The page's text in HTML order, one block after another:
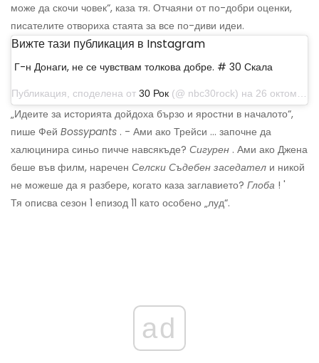
може да скочи човек“, каза тя. Отчаяни от по-добри оценки,
писателите отвориха стаята за все по-диви идеи.
Вижте тази публикация в Instagram
Г-н Донаги, не се чувствам толкова добре. # 30 Скала
Публикация, споделена от 30 Рок (@ nbc30rock) на 26 октомври 2019 г. в 7:00 ч. PDT
„Идеите за историята дойдоха бързо и яростни в началото“,
пише Фей Bossypants . - Ами ако Трейси ... започне да
халюцинира синьо пичче навсякъде? Сигурен . Ами ако Джена
беше във филм, наречен Селски Съдебен заседател и никой
не можеше да я разбере, когато каза заглавието? Глоба ! '
Тя описва сезон 1 епизод 11 като особено „луд“.
ad